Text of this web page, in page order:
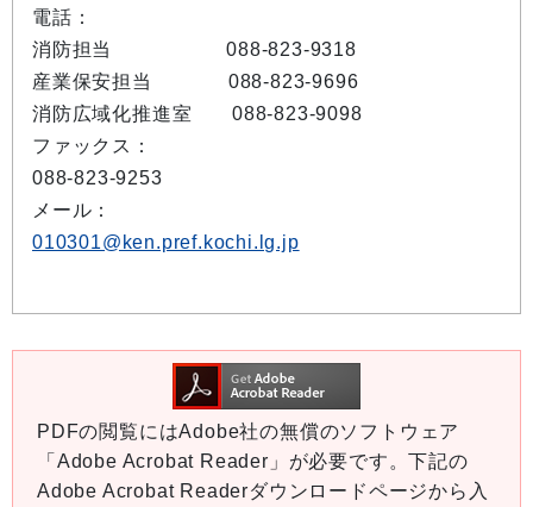
電話：
消防担当
088-823-9318
産業保安担当
088-823-9696
消防広域化推進室 088-823-9098
ファックス：
088-823-9253
メール：
010301@ken.pref.kochi.lg.jp
PDFの閲覧にはAdobe社の無償のソフトウェア
「Adobe Acrobat Reader」が必要です。下記の
Adobe Acrobat Readerダウンロードページから入